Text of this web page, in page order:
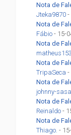
Nota de
Jteka9870 -
Nota de
Fábio - 15-
Nota de
Nota de
TripaSeca -
Nota de
johnny-
Nota de
Reinaldo -
Nota de
Thiago. -